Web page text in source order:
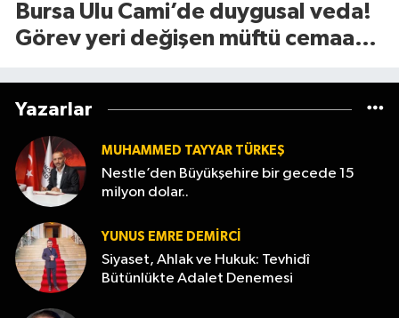
Bursa Ulu Cami’de duygusal veda!
Görev yeri değişen müftü cemaate
Yazarlar
MUHAMMED TAYYAR TÜRKEŞ
Nestle’den Büyükşehire bir gecede 15
milyon dolar..
YUNUS EMRE DEMIRCI
Siyaset, Ahlak ve Hukuk: Tevhidî
Bütünlükte Adalet Denemesi